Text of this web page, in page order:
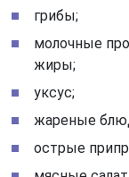
грибы;
молочные
жиры;
уксус;
жареные
острые